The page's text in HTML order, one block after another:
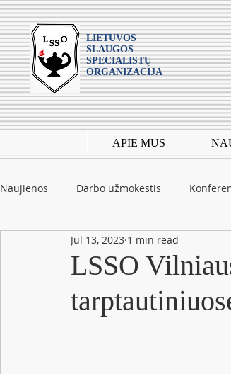
LIETUVOS
SLAUGOS
SPECIALISTŲ
ORGANIZACIJA
APIE MUS
Naujienos Darbo užmokestis
mokslas Tarptautinė
LSSO
Jul 13, 2023 1 min read